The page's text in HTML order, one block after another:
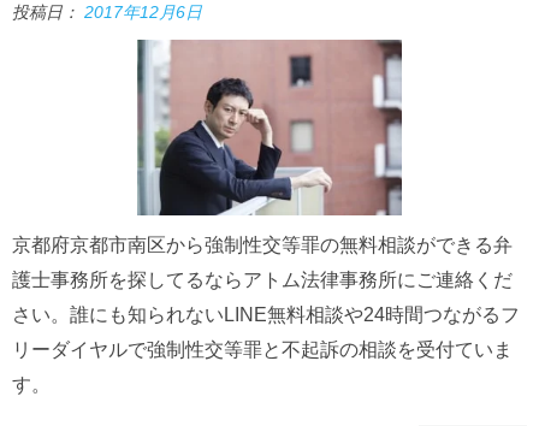
投稿日： 2017年12月6日
京都府京都市南区から強制性交等罪の無料相談ができる弁
護士事務所を探してるならアトム法律事務所にご連絡くだ
さい。誰にも知られないLINE無料相談や24時間つながるフ
リーダイヤルで強制性交等罪と不起訴の相談を受付ていま
す。